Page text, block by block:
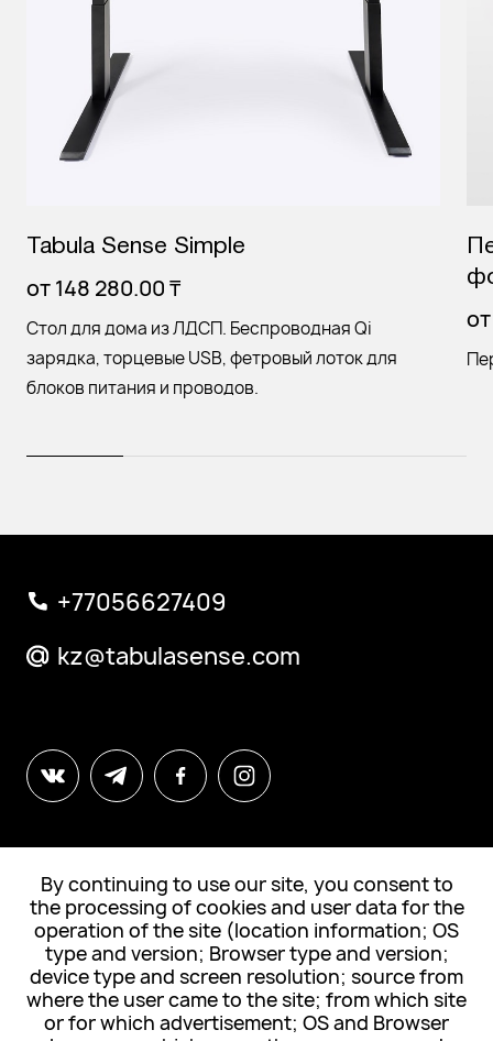
Tabula Sense Simple
от 148 280.00 ₸
Стол для дома из ЛДСП. Беспроводная Qi
зарядка, торцевые USB, фетровый лоток для
блоков питания и проводов.
+77056627409
kz@tabulasense.com
© All Rights Reserved. Tabula Sense
Подписка на новости
By continuing to use our site, you consent to
the processing of cookies and user data for the
operation of the site (location information; OS
type and version; Browser type and version;
device type and screen resolution; source from
where the user came to the site; from which site
or for which advertisement; OS and Browser